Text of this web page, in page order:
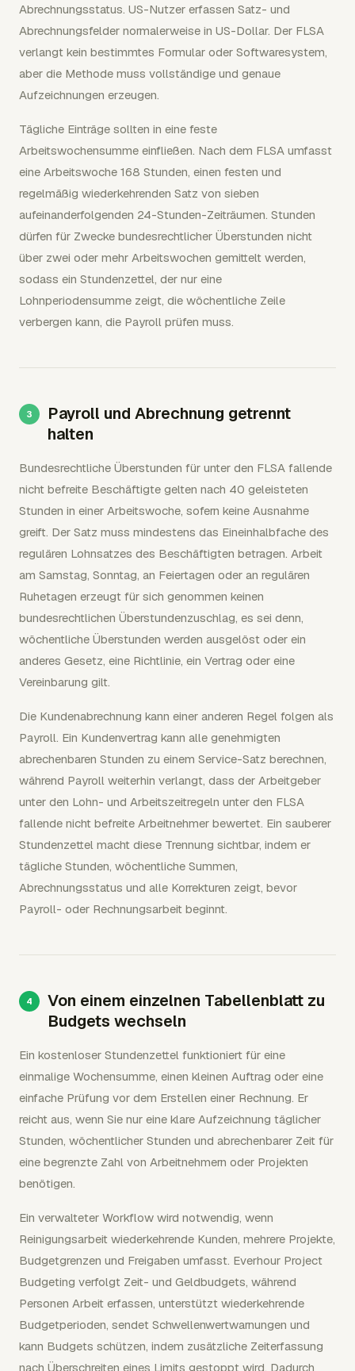
Abrechnungsstatus. US-Nutzer erfassen Satz- und
Abrechnungsfelder normalerweise in US-Dollar. Der FLSA
verlangt kein bestimmtes Formular oder Softwaresystem,
aber die Methode muss vollständige und genaue
Aufzeichnungen erzeugen.
Tägliche Einträge sollten in eine feste
Arbeitswochensumme einfließen. Nach dem FLSA umfasst
eine Arbeitswoche 168 Stunden, einen festen und
regelmäßig wiederkehrenden Satz von sieben
aufeinanderfolgenden 24-Stunden-Zeiträumen. Stunden
dürfen für Zwecke bundesrechtlicher Überstunden nicht
über zwei oder mehr Arbeitswochen gemittelt werden,
sodass ein Stundenzettel, der nur eine
Lohnperiodensumme zeigt, die wöchentliche Zeile
verbergen kann, die Payroll prüfen muss.
Payroll und Abrechnung getrennt
halten
Bundesrechtliche Überstunden für unter den FLSA fallende
nicht befreite Beschäftigte gelten nach 40 geleisteten
Stunden in einer Arbeitswoche, sofern keine Ausnahme
greift. Der Satz muss mindestens das Eineinhalbfache des
regulären Lohnsatzes des Beschäftigten betragen. Arbeit
am Samstag, Sonntag, an Feiertagen oder an regulären
Ruhetagen erzeugt für sich genommen keinen
bundesrechtlichen Überstundenzuschlag, es sei denn,
wöchentliche Überstunden werden ausgelöst oder ein
anderes Gesetz, eine Richtlinie, ein Vertrag oder eine
Vereinbarung gilt.
Die Kundenabrechnung kann einer anderen Regel folgen als
Payroll. Ein Kundenvertrag kann alle genehmigten
abrechenbaren Stunden zu einem Service-Satz berechnen,
während Payroll weiterhin verlangt, dass der Arbeitgeber
unter den Lohn- und Arbeitszeitregeln unter den FLSA
fallende nicht befreite Arbeitnehmer bewertet. Ein sauberer
Stundenzettel macht diese Trennung sichtbar, indem er
tägliche Stunden, wöchentliche Summen,
Abrechnungsstatus und alle Korrekturen zeigt, bevor
Payroll- oder Rechnungsarbeit beginnt.
Von einem einzelnen Tabellenblatt zu
Budgets wechseln
Ein kostenloser Stundenzettel funktioniert für eine
einmalige Wochensumme, einen kleinen Auftrag oder eine
einfache Prüfung vor dem Erstellen einer Rechnung. Er
reicht aus, wenn Sie nur eine klare Aufzeichnung täglicher
Stunden, wöchentlicher Stunden und abrechenbarer Zeit für
eine begrenzte Zahl von Arbeitnehmern oder Projekten
benötigen.
Ein verwalteter Workflow wird notwendig, wenn
Reinigungsarbeit wiederkehrende Kunden, mehrere Projekte,
Budgetgrenzen und Freigaben umfasst. Everhour Project
Budgeting verfolgt Zeit- und Geldbudgets, während
Personen Arbeit erfassen, unterstützt wiederkehrende
Budgetperioden, sendet Schwellenwertwarnungen und
kann Budgets schützen, indem zusätzliche Zeiterfassung
nach Überschreiten eines Limits gestoppt wird. Dadurch